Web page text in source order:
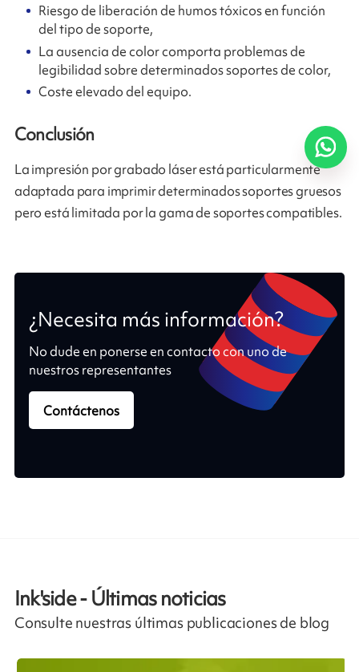
Riesgo de liberación de humos tóxicos en función
del tipo de soporte,
La ausencia de color comporta problemas de
legibilidad sobre determinados soportes de color,
Coste elevado del equipo.
Conclusión
La impresión por grabado láser está particularmente
adaptada para imprimir determinados soportes gruesos
pero está limitada por la gama de soportes compatibles.
¿Necesita más información?
No dude en ponerse en contacto con uno de
nuestros representantes
Contáctenos
Ink'side - Últimas noticias
Consulte nuestras últimas publicaciones de blog